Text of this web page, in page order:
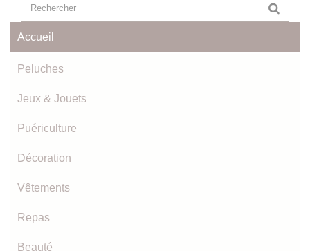
Accueil
Peluches
Jeux & Jouets
Puériculture
Décoration
Vêtements
Repas
Beauté